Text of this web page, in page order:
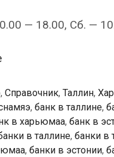
— 18.00, Сб. —
Swedbank
Lasnamäe
Centrumi
kontor
, Справочник, Таллин,
, банк в таллине,
в харьюмаа, банк в
в таллине, банки в
, банки в эстонии,